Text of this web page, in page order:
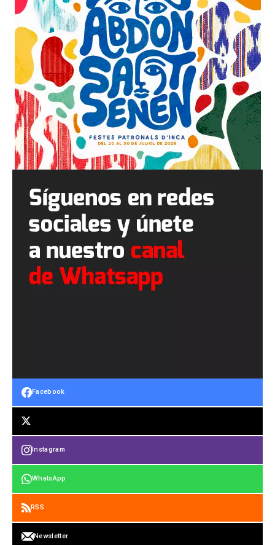
Facebook
Instagram
WhatsApp
RSS
Newsletter